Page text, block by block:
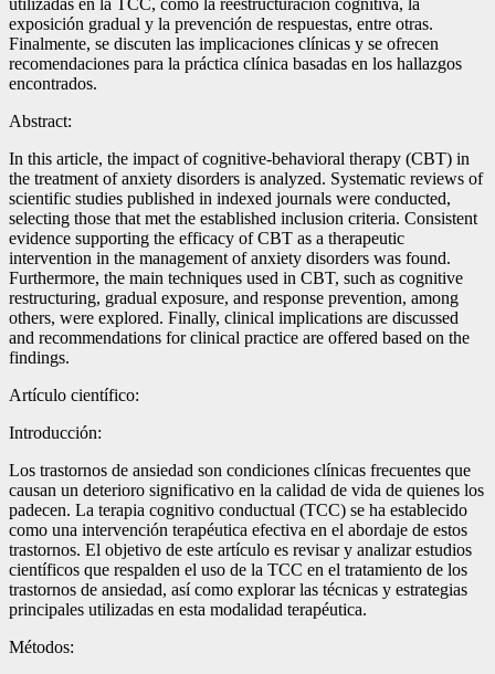
utilizadas en la TCC, como la reestructuración cognitiva, la
exposición gradual y la prevención de respuestas, entre otras.
Finalmente, se discuten las implicaciones clínicas y se ofrecen
recomendaciones para la práctica clínica basadas en los hallazgos
encontrados.
Abstract:
In this article, the impact of cognitive-behavioral therapy (CBT) in
the treatment of anxiety disorders is analyzed. Systematic reviews of
scientific studies published in indexed journals were conducted,
selecting those that met the established inclusion criteria. Consistent
evidence supporting the efficacy of CBT as a therapeutic
intervention in the management of anxiety disorders was found.
Furthermore, the main techniques used in CBT, such as cognitive
restructuring, gradual exposure, and response prevention, among
others, were explored. Finally, clinical implications are discussed
and recommendations for clinical practice are offered based on the
findings.
Artículo científico:
Introducción:
Los trastornos de ansiedad son condiciones clínicas frecuentes que
causan un deterioro significativo en la calidad de vida de quienes los
padecen. La terapia cognitivo conductual (TCC) se ha establecido
como una intervención terapéutica efectiva en el abordaje de estos
trastornos. El objetivo de este artículo es revisar y analizar estudios
científicos que respalden el uso de la TCC en el tratamiento de los
trastornos de ansiedad, así como explorar las técnicas y estrategias
principales utilizadas en esta modalidad terapéutica.
Métodos: